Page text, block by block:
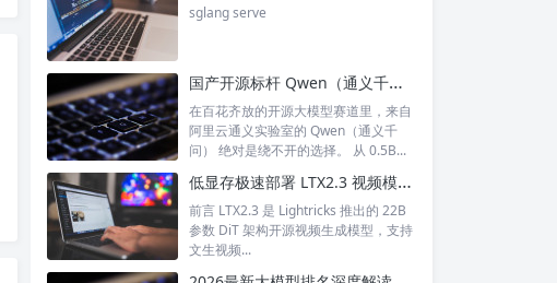
sglang serve
国产开源标杆 Qwen（通义千问）深度解析：从小模型到旗舰全谱系大模型
在百花齐放的开源大模型赛道里，来自
阿里云通义实验室的 Qwen（通义千
问） 绝对是绕不开的选择。 从 0.5B...
低显存极速部署 LTX2.3 视频模型｜BBuf ltx23-modelopt-fp8-sglang-transformer 完整解析
前言 LTX2.3 是 Lightricks 推出的 22B
参数 DiT 架构开源视频生成模型，支持
文生视频...